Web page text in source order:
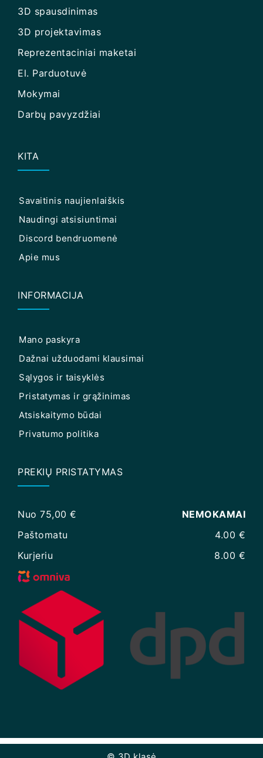
3D spausdinimas
3D projektavimas
Reprezentaciniai maketai
El. Parduotuvė
Mokymai
Darbų pavyzdžiai
KITA
Savaitinis naujienlaiškis
Naudingi atsisiuntimai
Discord bendruomenė
Apie mus
INFORMACIJA
Mano paskyra
Dažnai užduodami klausimai
Sąlygos ir taisyklės
Pristatymas ir grąžinimas
Atsiskaitymo būdai
Privatumo politika
PREKIŲ PRISTATYMAS
Nuo 75,00 €
NEMOKAMAI
Paštomatu
4.00 €
Kurjeriu
8.00 €